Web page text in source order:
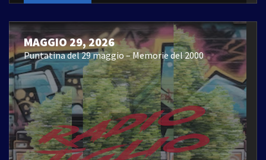
MAGGIO 29, 2026
Puntatina del 29 maggio – Memorie del 2000